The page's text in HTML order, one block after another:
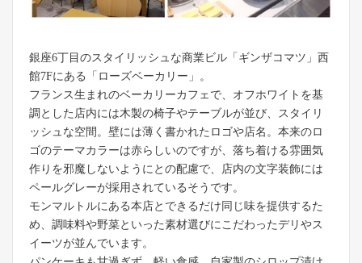
銀座6丁目のスタイリッシュな商業ビル「ギンザコマツ」西
館7Fにある「ローズベーカリー」。
フランス生まれのベーカリーカフェで、オフホワイトを基
調とした店内には木製の椅子やテーブルが並び、スタイリ
ッシュな空間。壁には薄く書かれたロゴや店名。本来のロ
ゴのテーマカラーは赤らしいのですが、落ち着ける雰囲気
作りを邪魔しないようにとの配慮で、店内の文字装飾には
ペールグレーが採用されているそうです。
モンマルトルにある本店とできるだけ同じ味を提供するた
め、調味料や野菜といった素材選びにこだわったデリやス
イーツが並んでいます。